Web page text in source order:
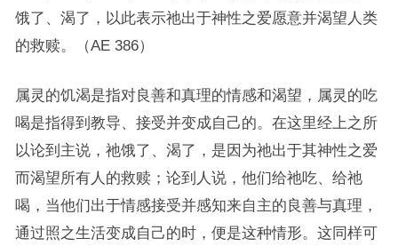
饿了、渴了，以此表示祂出于神性之爱愿意并渴望人类
的救赎。（AE 386）
属灵的饥渴是指对良善和真理的情感和渴望，属灵的吃
喝是指得到教导、接受并变成自己的。在这里经上之所
以论到主说，祂饿了、渴了，是因为祂出于其神性之爱
而渴望所有人的救赎；论到人说，他们给祂吃、给祂
喝，当他们出于情感接受并感知来自主的良善与真理，
通过照之生活变成自己的时，便是这种情形。这同样可